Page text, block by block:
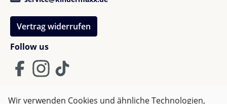
Follow us
Vertrag widerrufen
Wir verwenden Cookies und ähnliche Technologien,